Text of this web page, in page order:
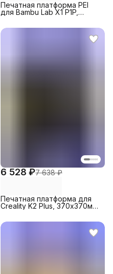
Печатная платформа PEI
для Bambu Lab X1 P1P,
6 528 ₽7 638 ₽
Печатная платформа для
Creality K2 Plus, 370х370мм,